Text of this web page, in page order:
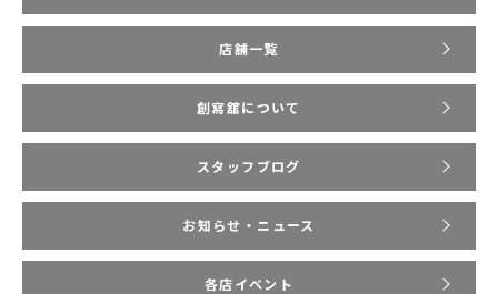
店舗一覧
創寫舘について
スタッフブログ
お知らせ・ニュース
各店イベント